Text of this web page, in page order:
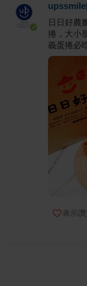
日日好農
捲，大小
義蛋捲必
表示讚